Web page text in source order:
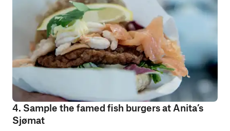
4. Sample the famed fish burgers at Anita’s
Sjømat